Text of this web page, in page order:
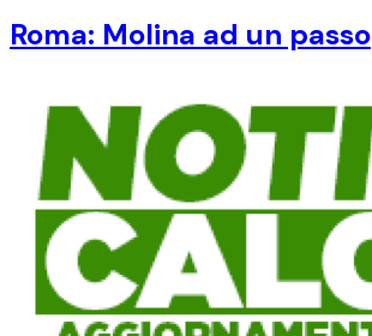
Roma: Molina ad un passo